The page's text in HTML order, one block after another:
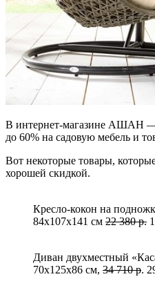
В интернет-магазине АШАН —
до 60% на садовую мебель и
Вот некоторые товары,
хорошей скидкой.
Кресло-кокон на
84х107х141 см 22 380 р.
Диван двухместный
70х125х86 см, 34 710 р.